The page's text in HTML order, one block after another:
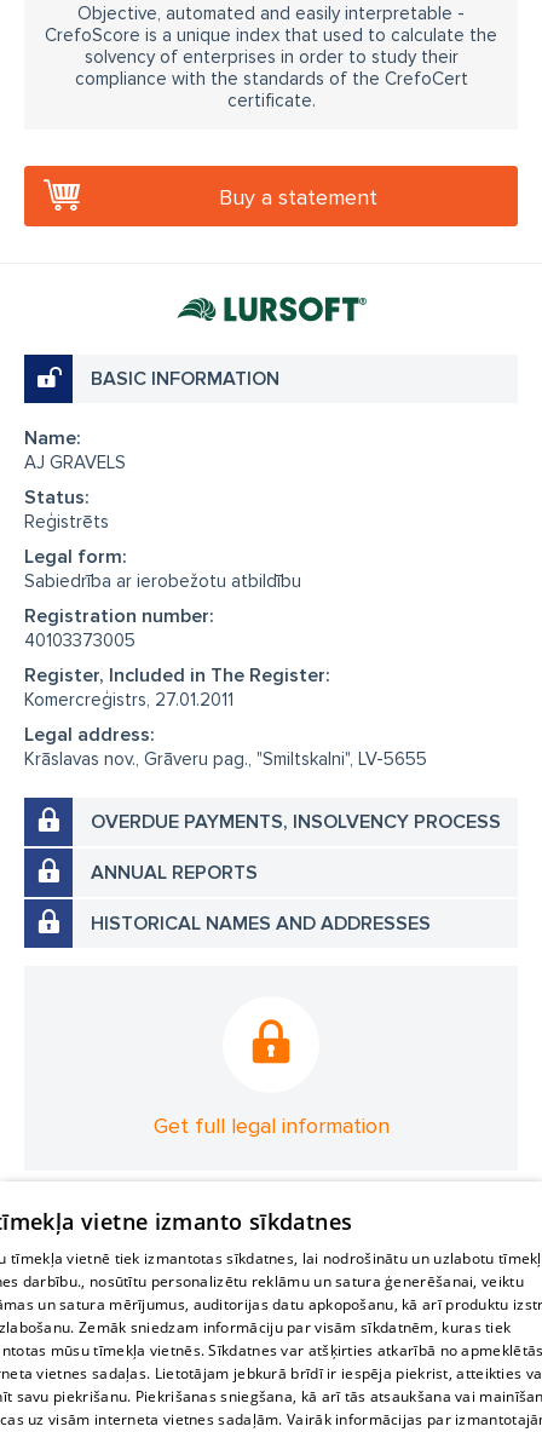
Objective, automated and easily interpretable -
CrefoScore is a unique index that used to calculate the
solvency of enterprises in order to study their
compliance with the standards of the CrefoCert
certificate.
Buy a statement
BASIC INFORMATION
Name:
AJ GRAVELS
Status:
Reģistrēts
Legal form:
Sabiedrība ar ierobežotu atbildību
Registration number:
40103373005
Register, Included in The Register:
Komercreģistrs, 27.01.2011
Legal address:
Krāslavas nov., Grāveru pag., "Smiltskalni", LV-5655
OVERDUE PAYMENTS, INSOLVENCY PROCESS
ANNUAL REPORTS
HISTORICAL NAMES AND ADDRESSES
Get full legal information
vietne izmanto sīkdatnes
tīmekļa vietnē tiek izmantotas sīkdatnes, lai nodrošinātu un uzlabotu
darbību., nosūtītu personalizētu reklāmu un satura ģenerēšanai, veiktu
un satura mērījumus, auditorijas datu apkopošanu, kā arī produktu
Zemāk sniedzam informāciju par visām sīkdatnēm, kuras tiek
mūsu tīmekļa vietnēs. Sīkdatnes var atšķirties atkarībā no
vietnes sadaļas. Lietotājam jebkurā brīdī ir iespēja piekrist, atteikties
savu piekrišanu. Piekrišanas sniegšana, kā arī tās atsaukšana vai
uz visām interneta vietnes sadaļām. Vairāk informācijas par